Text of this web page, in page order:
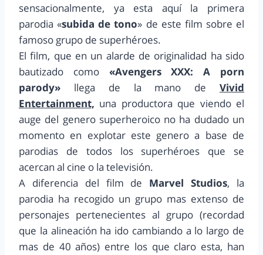
sensacionalmente, ya esta aquí la primera
parodia «subida de tono» de este film sobre el
famoso grupo de superhéroes.
El film, que en un alarde de originalidad ha sido
bautizado como «Avengers XXX: A porn
parody» llega de la mano de Vivid
Entertainment, una productora que viendo el
auge del genero superheroico no ha dudado un
momento en explotar este genero a base de
parodias de todos los superhéroes que se
acercan al cine o la televisión.
A diferencia del film de Marvel Studios, la
parodia ha recogido un grupo mas extenso de
personajes pertenecientes al grupo (recordad
que la alineación ha ido cambiando a lo largo de
mas de 40 años) entre los que claro esta, han